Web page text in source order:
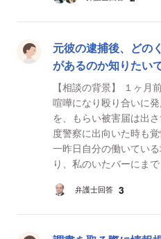
元彼の逮捕後、どの
があるのか知りたい
【相談の背景】 １ヶ月
喧嘩になり殴り合いに
を、もらい被害届は出さずにいま
度警察に出向いた時も
一昨日自分の働いてい
り、私のいたバーにま
弁護士回答 3